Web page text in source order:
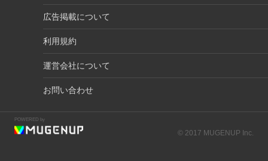
広告掲載について
利用規約
運営会社について
お問い合わせ
POWERED by
© 2017 MUGENUP Inc.